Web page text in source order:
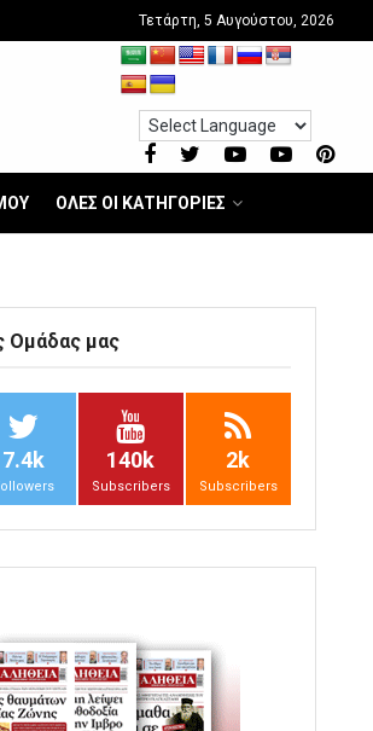
Τετάρτη, 5 Αυγούστου, 2026
ΟΛΕΣ ΟΙ ΚΑΤΗΓΟΡΙΕΣ
Ομάδας μας
7.4k 140k
Subscribers
2k
Subscribers